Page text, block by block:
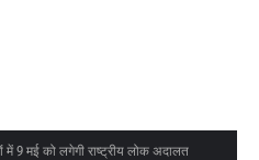
में 9 मई को लगेगी राष्ट्रीय लोक अदालत